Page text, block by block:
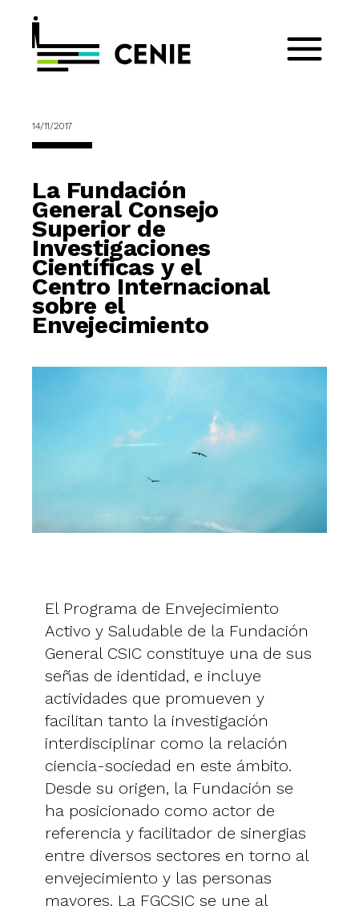
14/11/2017
La Fundación
General Consejo
Superior de
Investigaciones
Científicas y el
Centro Internacional
sobre el
Envejecimiento
El Programa de Envejecimiento
Activo y Saludable de la Fundación
General CSIC constituye una de sus
señas de identidad, e incluye
actividades que promueven y
facilitan tanto la investigación
interdisciplinar como la relación
ciencia-sociedad en este ámbito.
Desde su origen, la Fundación se
ha posicionado como actor de
referencia y facilitador de sinergias
entre diversos sectores en torno al
envejecimiento y las personas
mayores. La FGCSIC se une al